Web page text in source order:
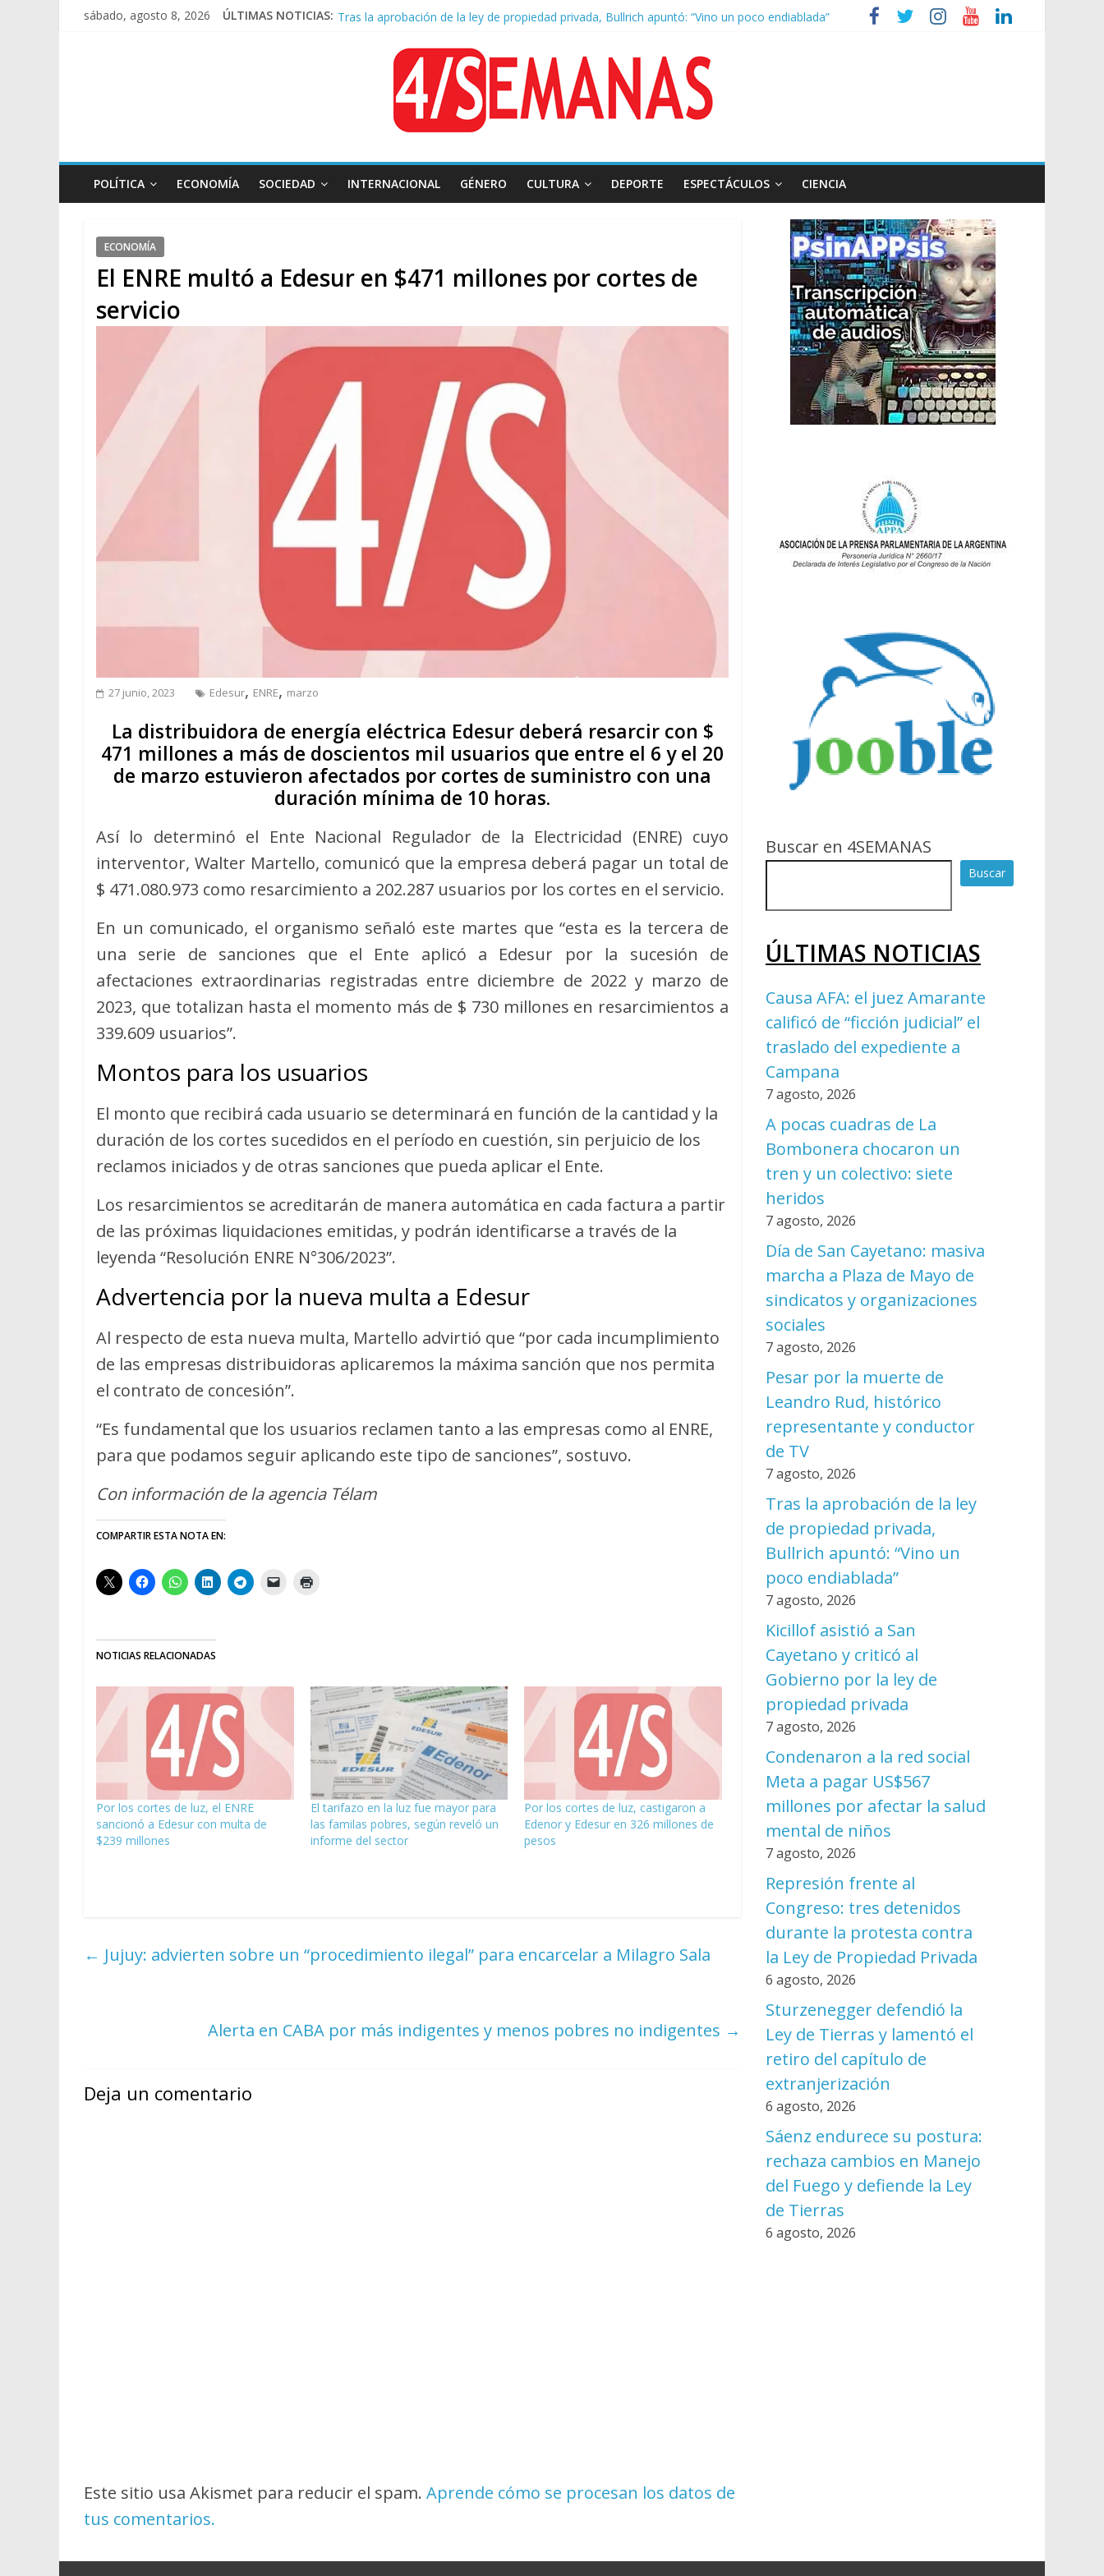
sábado, agosto 8, 2026 ÚLTIMAS NOTICIAS: Tras la aprobación de la ley de propiedad privada, Bullrich apuntó: “Vino un poco endiablada”
A pocas cuadras de La Bombonera chocaron un tren y un colectivo: siete heridos
Día de San Cayetano: masiva marcha a Plaza de Mayo de sindicatos y organizaciones sociales
POLÍTICA ECONOMÍA SOCIEDAD INTERNACIONAL GÉNERO CULTURA DEPORTE ESPECTÁCULOS CIENCIA
ECONOMÍA
El ENRE multó a Edesur en $471 millones por cortes de
servicio
27 junio, 2023 Edesur, ENRE, marzo
La distribuidora de energía eléctrica Edesur deberá resarcir con $
471 millones a más de doscientos mil usuarios que entre el 6 y el 20
de marzo estuvieron afectados por cortes de suministro con una
duración mínima de 10 horas.
Así lo determinó el Ente Nacional Regulador de la Electricidad (ENRE) cuyo
interventor, Walter Martello, comunicó que la empresa deberá pagar un total de
$ 471.080.973 como resarcimiento a 202.287 usuarios por los cortes en el servicio.
En un comunicado, el organismo señaló este martes que “esta es la tercera de
una serie de sanciones que el Ente aplicó a Edesur por la sucesión de
afectaciones extraordinarias registradas entre diciembre de 2022 y marzo de
2023, que totalizan hasta el momento más de $ 730 millones en resarcimientos a
339.609 usuarios”.
Montos para los usuarios
El monto que recibirá cada usuario se determinará en función de la cantidad y la
duración de los cortes sucedidos en el período en cuestión, sin perjuicio de los
reclamos iniciados y de otras sanciones que pueda aplicar el Ente.
Los resarcimientos se acreditarán de manera automática en cada factura a partir
de las próximas liquidaciones emitidas, y podrán identificarse a través de la
leyenda “Resolución ENRE N°306/2023”.
Advertencia por la nueva multa a Edesur
Al respecto de esta nueva multa, Martello advirtió que “por cada incumplimiento
de las empresas distribuidoras aplicaremos la máxima sanción que nos permita
el contrato de concesión”.
“Es fundamental que los usuarios reclamen tanto a las empresas como al ENRE,
para que podamos seguir aplicando este tipo de sanciones”, sostuvo.
Con información de la agencia Télam
COMPARTIR ESTA NOTA EN:
NOTICIAS RELACIONADAS
Por los cortes de luz, el ENRE
sancionó a Edesur con multa de
$239 millones
El tarifazo en la luz fue mayor para
las familas pobres, según reveló un
informe del sector
Por los cortes de luz, castigaron a
Edenor y Edesur en 326 millones de
pesos
← Jujuy: advierten sobre un “procedimiento ilegal” para encarcelar a Milagro Sala
Alerta en CABA por más indigentes y menos pobres no indigentes →
Deja un comentario
Este sitio usa Akismet para reducir el spam. Aprende cómo se procesan los datos de
tus comentarios.
Buscar en 4SEMANAS
Buscar
ÚLTIMAS NOTICIAS
Causa AFA: el juez Amarante
calificó de “ficción judicial” el
traslado del expediente a
Campana
7 agosto, 2026
A pocas cuadras de La
Bombonera chocaron un
tren y un colectivo: siete
heridos
7 agosto, 2026
Día de San Cayetano: masiva
marcha a Plaza de Mayo de
sindicatos y organizaciones
sociales
7 agosto, 2026
Pesar por la muerte de
Leandro Rud, histórico
representante y conductor
de TV
7 agosto, 2026
Tras la aprobación de la ley
de propiedad privada,
Bullrich apuntó: “Vino un
poco endiablada”
7 agosto, 2026
Kicillof asistió a San
Cayetano y criticó al
Gobierno por la ley de
propiedad privada
7 agosto, 2026
Condenaron a la red social
Meta a pagar US$567
millones por afectar la salud
mental de niños
7 agosto, 2026
Represión frente al
Congreso: tres detenidos
durante la protesta contra
la Ley de Propiedad Privada
6 agosto, 2026
Sturzenegger defendió la
Ley de Tierras y lamentó el
retiro del capítulo de
extranjerización
6 agosto, 2026
Sáenz endurece su postura:
rechaza cambios en Manejo
del Fuego y defiende la Ley
de Tierras
6 agosto, 2026